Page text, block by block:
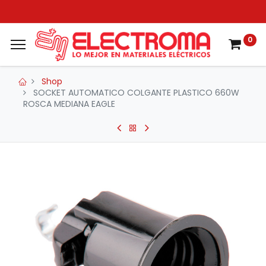
0
Shop
SOCKET AUTOMATICO COLGANTE PLASTICO 660W
ROSCA MEDIANA EAGLE